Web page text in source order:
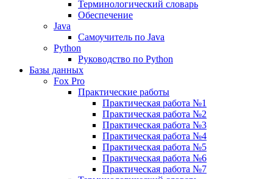
Терминологический словарь
Обеспечение
Java
Самоучитель по Java
Python
Руководство по Python
Базы данных
Fox Pro
Практические работы
Практическая работа №1
Практическая работа №2
Практическая работа №3
Практическая работа №4
Практическая работа №5
Практическая работа №6
Практическая работа №7